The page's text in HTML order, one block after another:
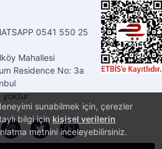
sunabilmek için, çerezler
bilgi için kişisel verilerin
metnini inceleyebilirsiniz.
0541 550 25
Mahallesi
Residence No: 3a
yoktur